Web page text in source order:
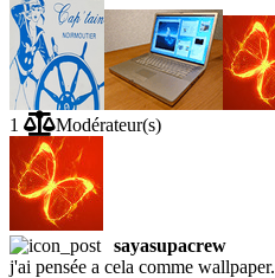
1 Modérateur(s)
sayasupacrew
j'ai pensée a cela comme wallpaper.